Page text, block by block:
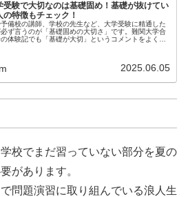
受験で大切なのは基礎固め！基礎が抜けてい
の特徴もチェック！
備校の講師、学校の先生など、大学受験に精通した
必ず言うのが「基礎固めの大切さ」です。難関大学合
体験記でも「基礎が大切」というコメントをよく見
2025.06.05
校でまだ習っていない部分を夏の
があります。
問題演習に取り組んでいる浪人生